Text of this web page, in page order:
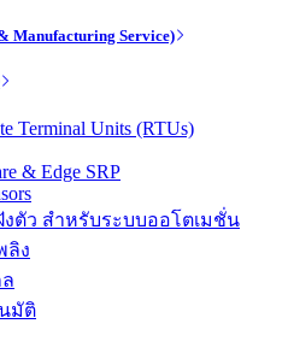
Manufacturing Service)
Terminal Units (RTUs)
& Edge SRP
ตัว สำหรับระบบออโตเมชั่น
ลิง
มัติ